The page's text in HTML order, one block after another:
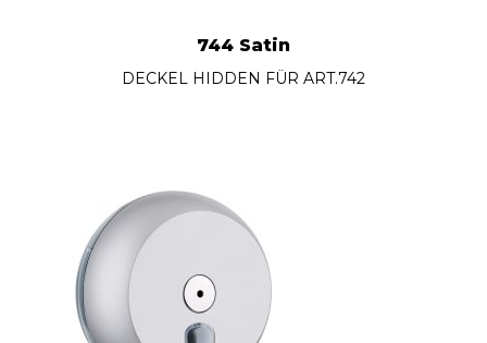
744 Satin
DECKEL HIDDEN FÜR ART.742